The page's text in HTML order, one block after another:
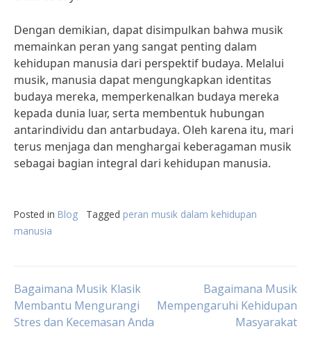
Dengan demikian, dapat disimpulkan bahwa musik
memainkan peran yang sangat penting dalam
kehidupan manusia dari perspektif budaya. Melalui
musik, manusia dapat mengungkapkan identitas
budaya mereka, memperkenalkan budaya mereka
kepada dunia luar, serta membentuk hubungan
antarindividu dan antarbudaya. Oleh karena itu, mari
terus menjaga dan menghargai keberagaman musik
sebagai bagian integral dari kehidupan manusia.
Posted in Blog Tagged peran musik dalam kehidupan
manusia
Post
navigation
Bagaimana Musik Klasik
Membantu Mengurangi
Stres dan Kecemasan Anda
Bagaimana Musik
Mempengaruhi Kehidupan
Masyarakat